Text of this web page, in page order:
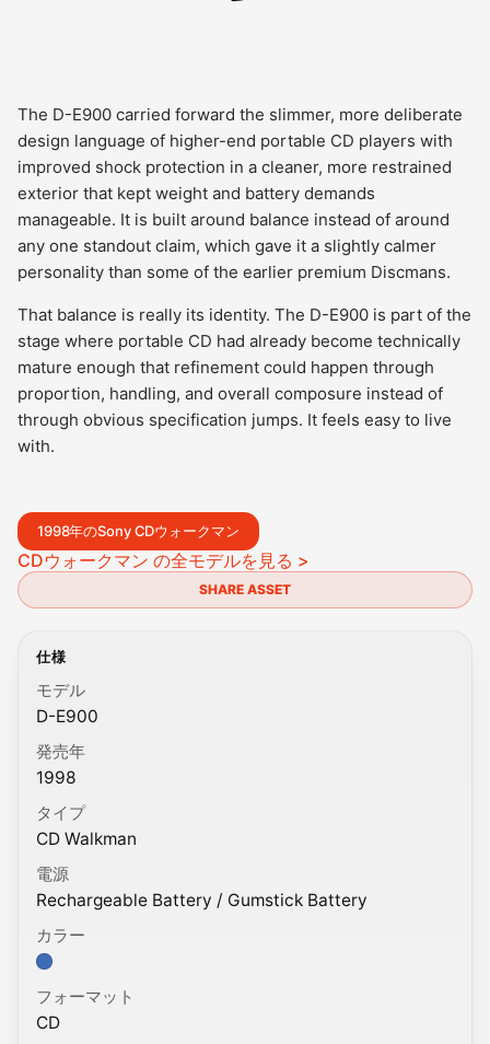
The D-E900 carried forward the slimmer, more deliberate
design language of higher-end portable CD players with
improved shock protection in a cleaner, more restrained
exterior that kept weight and battery demands
manageable. It is built around balance instead of around
any one standout claim, which gave it a slightly calmer
personality than some of the earlier premium Discmans.
That balance is really its identity. The D-E900 is part of the
stage where portable CD had already become technically
mature enough that refinement could happen through
proportion, handling, and overall composure instead of
through obvious specification jumps. It feels easy to live
with.
1998年のSony CDウォークマン
CDウォークマン の全モデルを見る >
SHARE ASSET
仕様
モデル
D-E900
発売年
1998
タイプ
CD Walkman
電源
Rechargeable Battery / Gumstick Battery
カラー
カラー: Color variant.
フォーマット
CD